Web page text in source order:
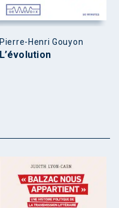
Pierre-Henri Gouyon
L’évolution